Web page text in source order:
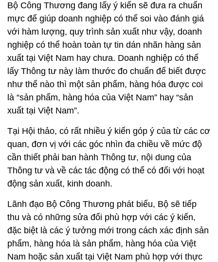
Bộ Công Thương đang lấy ý kiến sẽ đưa ra chuẩn
mực để giúp doanh nghiệp có thể soi vào đánh giá
với hàm lượng, quy trình sản xuất như vậy, doanh
nghiệp có thể hoàn toàn tự tin dán nhãn hàng sản
xuất tại Việt Nam hay chưa. Doanh nghiệp có thể
lấy Thông tư này làm thước đo chuẩn để biết được
như thế nào thì một sản phẩm, hàng hóa được coi
là “sản phẩm, hàng hóa của Việt Nam” hay “sản
xuất tại Việt Nam”.
Tại Hội thảo, có rất nhiều ý kiến góp ý của từ các cơ
quan, đơn vị với các góc nhìn đa chiều về mức độ
cần thiết phải ban hành Thông tư, nội dung của
Thông tư và về các tác động có thể có đối với hoạt
động sản xuất, kinh doanh.
Lãnh đạo Bộ Công Thương phát biểu, Bộ sẽ tiếp
thu và có những sửa đổi phù hợp với các ý kiến,
đặc biệt là các ý tưởng mới trong cách xác định sản
phẩm, hàng hóa là sản phẩm, hàng hóa của Việt
Nam hoặc sản xuất tại Việt Nam phù hợp với thực